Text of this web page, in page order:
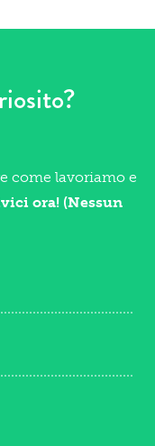
come lavoriamo e
ora! (Nessun